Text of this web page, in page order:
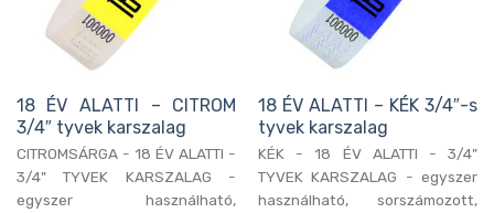
18 ÉV ALATTI – CITROM
3/4″ tyvek karszalag
CITROMSÁRGA - 18 ÉV ALATTI -
3/4" TYVEK KARSZALAG -
egyszer használható,
18 ÉV ALATTI – KÉK 3/4″-s
tyvek karszalag
KÉK - 18 ÉV ALATTI - 3/4"
TYVEK KARSZALAG - egyszer
használható, sorszámozott,